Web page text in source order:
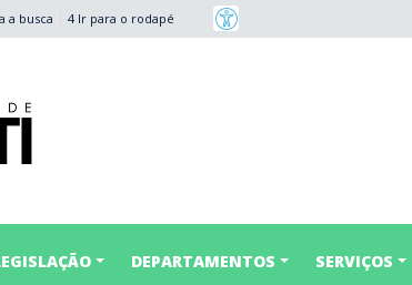
a busca 4 Ir para o rodapé
DEPARTAMENTOS SERVIÇOS